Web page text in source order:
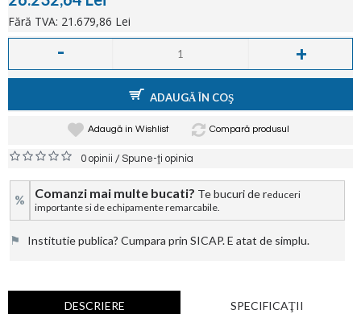
Fără TVA: 21.679,86 Lei
- +
ADAUGĂ ÎN COŞ
Adaugă in Wishlist Compară produsul
0 opinii /Spune-ţi opinia
% Comanzi mai multe bucati? Te bucuri de reduceri
importante si de echipamente remarcabile.
⚑ Institutie publica? Cumpara prin SICAP. E atat de simplu.
DESCRIERE SPECIFICAŢII